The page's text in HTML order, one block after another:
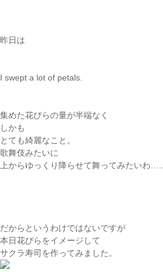
昨日は
I swept a lot of petals.
集めた花びらの量が半端なく
しかも
とても綺麗なこと。
歌舞伎みたいに
上からゆっくり降らせて舞ってみたいわ……
だからというわけではないですが
本日花びらをイメージして
サクラ寿司を作ってみました。